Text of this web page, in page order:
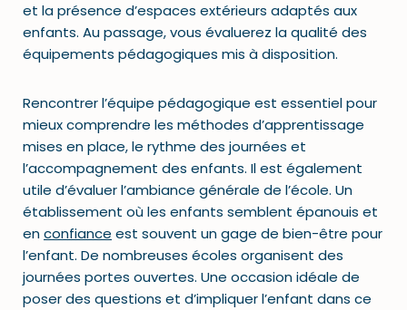
et la présence d’espaces extérieurs adaptés aux
enfants. Au passage, vous évaluerez la qualité des
équipements pédagogiques mis à disposition.
Rencontrer l’équipe pédagogique est essentiel pour
mieux comprendre les méthodes d’apprentissage
mises en place, le rythme des journées et
l’accompagnement des enfants. Il est également
utile d’évaluer l’ambiance générale de l’école. Un
établissement où les enfants semblent épanouis et
enconfiance est souvent un gage de bien-être pour
l’enfant. De nombreuses écoles organisent des
journées portes ouvertes. Une occasion idéale de
poser des questions et d’impliquer l’enfant dans ce